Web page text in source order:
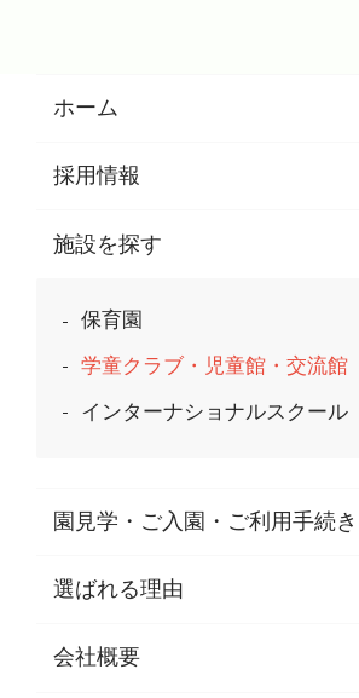
ホーム
採用情報
施設を探す
保育園
学童クラブ・児童館・交流館
インターナショナルスクール
園見学・ご入園・ご利用手続き
園見学・ご入園・ご利用手続き
東京都認証保育所空き状況
選ばれる理由
選ばれる理由一覧
会社概要